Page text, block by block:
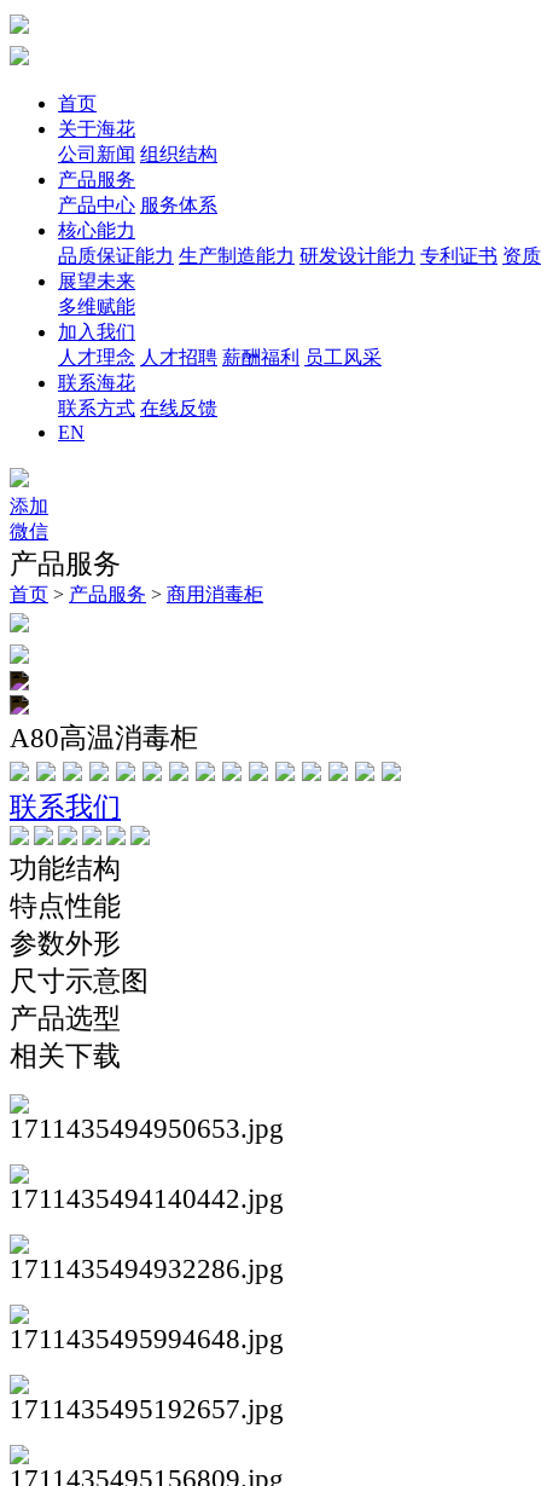
首页
关于海花
公司新闻 组织结构
产品服务
产品中心 服务体系
核心能力
品质保证能力 生产制造能力 研发设计能力 专利证书 资
展望未来
多维赋能
加入我们
人才理念 人才招聘 薪酬福利
员工风采
联系海花
联系方式 在线反馈
EN
添加
微信
产品服务
首页 > 产品服务 > 商用消毒柜
A80高温消毒柜
联系我们
功能结构
特点性能
参数外形
尺寸示意图
产品选型
相关下载